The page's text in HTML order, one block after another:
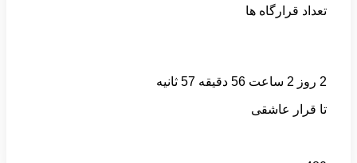
تعداد قرارگاه ها
2 روز 2 ساعت 56 دقیقه 57 ثانیه
تا قرار عاشقی